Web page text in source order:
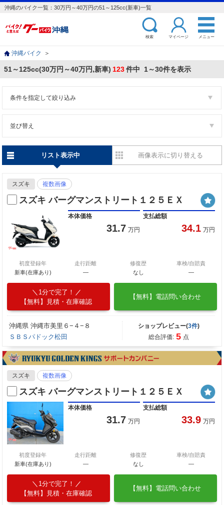
沖縄のバイク一覧：30万円～40万円の51～125cc(新車)一覧
検索 マイページ メニュー
沖縄バイク ＞
51～125cc(30万円～40万円,新車) 123件中 1～30件を表示
条件を指定して絞り込み
並び替え
リスト表示中 画像表示に切り替える
スズキ 複数画像
スズキ バーグマンストリート１２５ＥＸ
本体価格
31.7 万円
支払総額
34.1 万円
初度登録年
新車(在庫あり)
走行距離
―
修復歴
なし
車検/自賠責
―
1分で完了！
【無料】見積・在庫確認
【無料】電話問い合わせ
沖縄県 沖縄市美里６−４−８
ＳＢＳパドック松田
ショップレビュー(3件)
総合評価: 5 点
スズキ 複数画像
スズキ バーグマンストリート１２５ＥＸ
本体価格
31.7 万円
支払総額
33.9 万円
初度登録年
新車(在庫あり)
走行距離
―
修復歴
なし
車検/自賠責
―
1分で完了！
【無料】見積・在庫確認
【無料】電話問い合わせ